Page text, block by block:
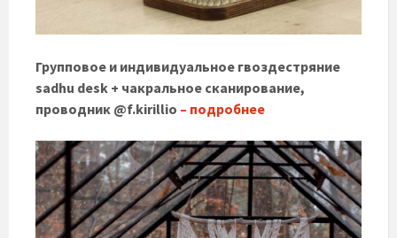
Групповое и индивидуальное гвоздестряние
sadhu desk + чакральное сканирование,
проводник @f.kirillio – подробнее